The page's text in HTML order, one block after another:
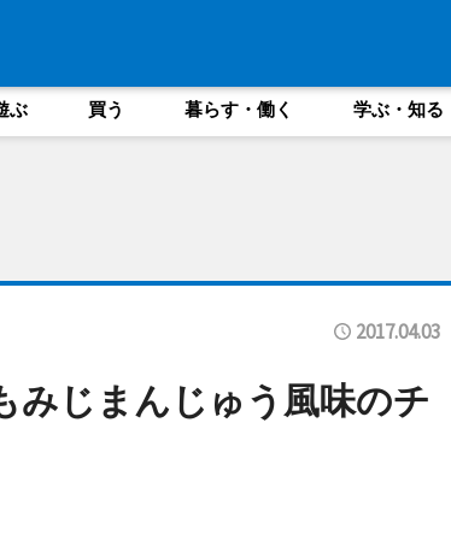
ぶ 買う 暮らす・働く 学ぶ・知る
2017.04.03
じまんじゅう風味のチ